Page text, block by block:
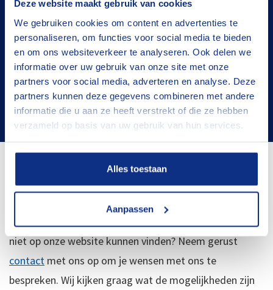
Deze website maakt gebruik van cookies
We gebruiken cookies om content en advertenties te
personaliseren, om functies voor social media te bieden
en om ons websiteverkeer te analyseren. Ook delen we
informatie over uw gebruik van onze site met onze
partners voor social media, adverteren en analyse. Deze
partners kunnen deze gegevens combineren met andere
informatie die u aan ze heeft verstrekt of die ze hebben
verzameld op basis van uw gebruik van hun services.
Alles toestaan
Aanpassen
Flexibele termijnen
Goed onderhouden
De juiste oplossing
Tevreden klanten
Meer verhuurmateriaal nodig?
Ben je op zoek naar ander huurmaterieel en heb je het
niet op onze website kunnen vinden? Neem gerust
contact met ons op om je wensen met ons te
bespreken. Wij kijken graag wat de mogelijkheden zijn